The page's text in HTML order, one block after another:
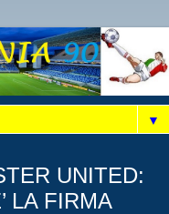
▼
UNITED:
LA FIRMA